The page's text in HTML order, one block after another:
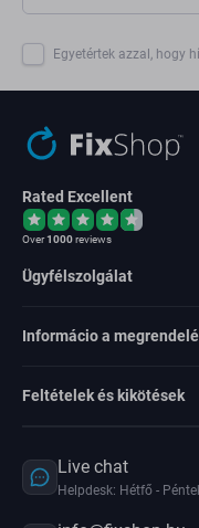
Egyetértek azzal, hogy
Rated Excellent
Over1000reviews
Ügyfélszolgálat
Informácio a
Feltételek és kikötések
Live chat
Helpdesk: Hétfő -